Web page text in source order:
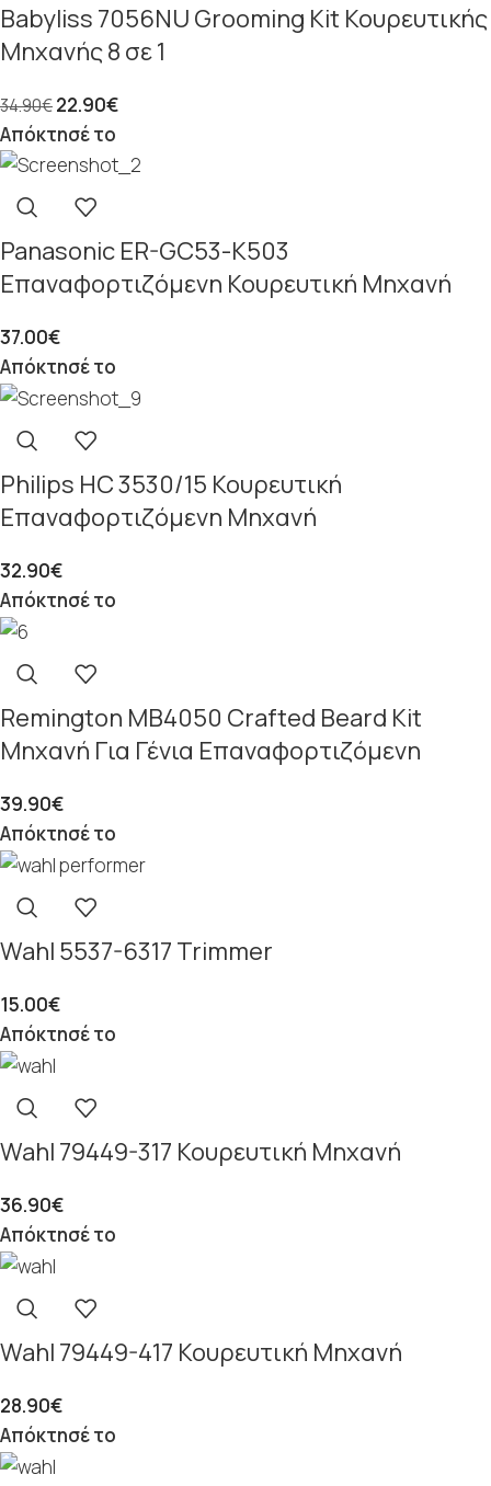
Babyliss 7056NU Grooming Kit Κουρευτικής
Μηχανής 8 σε 1
34.90€22.90€
Απόκτησέ το
Panasonic ER-GC53-K503
Επαναφορτιζόμενη Κουρευτική Μηχανή
37.00€
Απόκτησέ το
Philips ΗC 3530/15 Κουρευτική
Επαναφορτιζόμενη Μηχανή
32.90€
Απόκτησέ το
Remington MB4050 Crafted Beard Kit
Μηχανή Για Γένια Επαναφορτιζόμενη
39.90€
Απόκτησέ το
Wahl 5537-6317 Trimmer
15.00€
Απόκτησέ το
Wahl 79449-317 Κουρευτική Μηχανή
36.90€
Απόκτησέ το
Wahl 79449-417 Κουρευτική Μηχανή
28.90€
Απόκτησέ το